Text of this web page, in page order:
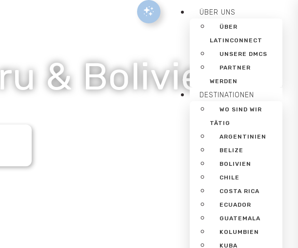
ÜBER UNS
ÜBER
LATINCONNECT
UNSERE DMCS
PARTNER
WERDEN
DESTINATIONEN
WO SIND WIR
TÄTIG
ARGENTINIEN
BELIZE
BOLIVIEN
CHILE
COSTA RICA
ECUADOR
GUATEMALA
KOLUMBIEN
KUBA
& Bolivien